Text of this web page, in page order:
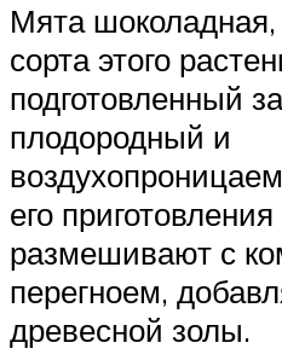
Мята шоколадная,
сорта этого
подготовленный
плодородный и
его
размешивают с
перегноем,
древесной золы.